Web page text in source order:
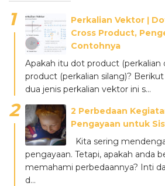
Perkalian Vektor ǀ
Cross Product,
Contohnya
Apakah itu dot product (perkalian
product (perkalian silang)?
dua jenis perkalian vektor ini s...
2 Perbedaan
Pengayaan untuk
Kita sering
pengayaan. Tetapi, apakah anda
memahami perbedaannya? Inti
d...